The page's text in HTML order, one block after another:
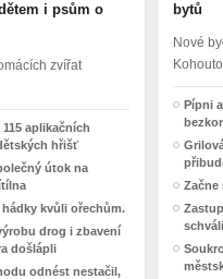
i psům o
zvířat
aplikačních
hřišť
útok na
kvůli ořechům.
drog i zbavení
došlápli
odnést nestačil,
bytů
Nové
Pípni
Začne